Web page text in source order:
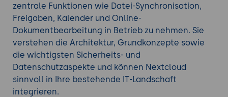
Finden Sie die richtigeCloud-Technologien
Weiterbildungaus unserem Portfolio.
zentrale Funktionen wie Datei-Synchronisation,
Freigaben, Kalender und Online-
Dokumentbearbeitung in Betrieb zu nehmen. Sie
verstehen die Architektur, Grundkonzepte sowie
die wichtigsten Sicherheits- und
Datenschutzaspekte und können Nextcloud
sinnvoll in Ihre bestehende IT-Landschaft
integrieren.